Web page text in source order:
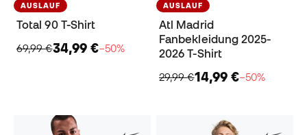
AUSLAUF
Total 90 T-Shirt
69,99 €34,99 €−50%
AUSLAUF
Atl Madrid
Fanbekleidung 2025-
2026 T-Shirt
29,99 €14,99 €−50%